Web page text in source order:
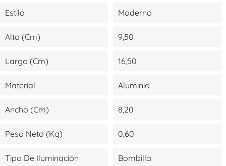
Estilo Moderno
Alto (cm) 9,50
Largo (cm) 16,50
Material Aluminio
Ancho (cm) 8,20
Peso Neto (kg) 0,60
Tipo De Iluminación Bombilla